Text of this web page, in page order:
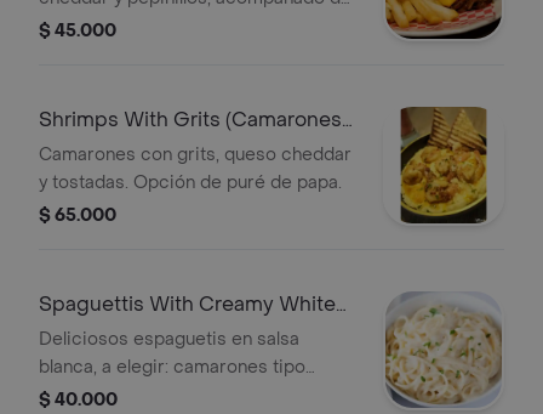
papas fritas.
$ 45.000
Shrimps With Grits (Camarones
con Grits)
Camarones con grits, queso cheddar
y tostadas. Opción de puré de papa.
$ 65.000
Spaguettis With Creamy White
Sause
Deliciosos espaguetis en salsa
blanca, a elegir: camarones tipo
jumbo al ajillo, salmón o pollo;
$ 40.000